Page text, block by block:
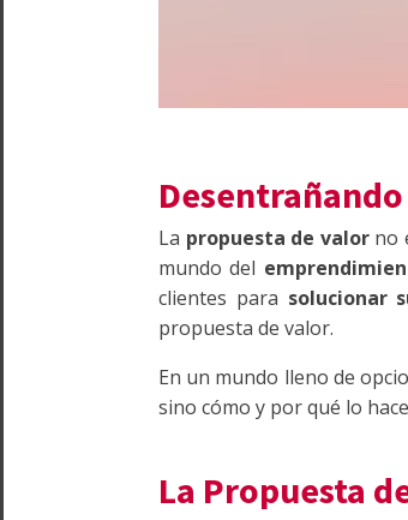
La propuesta de valorno
mundo del
clientes para solucionar
propuesta de valor.
En un mundo lleno de
sino cómo y por qué lo
La Propuesta